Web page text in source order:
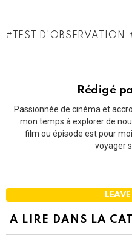
TEST D'OBSERVATION
Rédigé
Passionnée de cinéma et
mon temps à explorer de
film ou épisode est pour
voyager
A LIRE DANS LA